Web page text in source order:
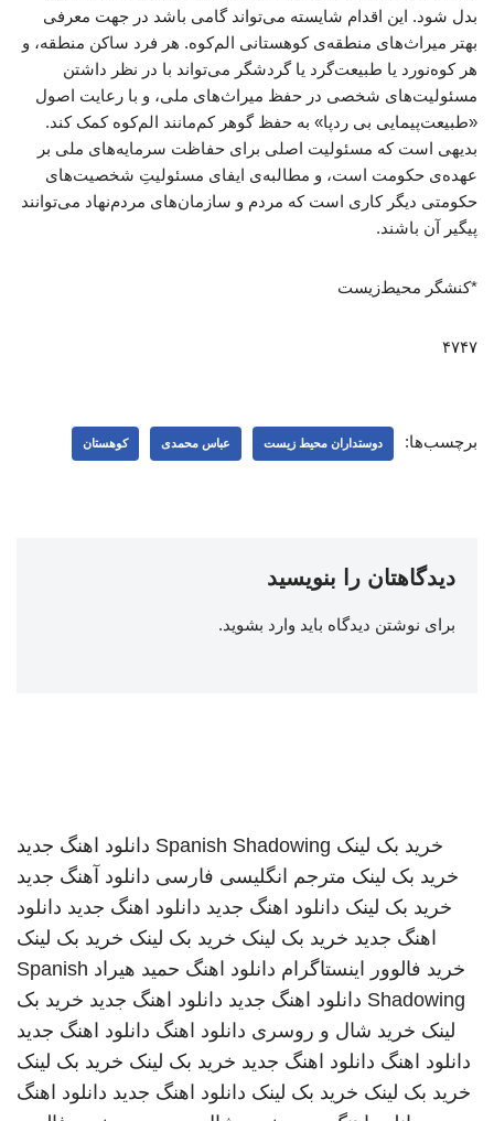
بدل شود. این اقدام شایسته می‌تواند گامی باشد در جهت معرفی
بهتر میراث‌های منطقه‌ی کوهستانی الم‌کوه. هر فرد ساکن منطقه، و
هر کوه‌نورد یا طبیعت‌گرد یا گردشگر می‌تواند با در نظر داشتن
مسئولیت‌های شخصی در حفظ میراث‌های ملی، و با رعایت اصول
«طبیعت‌پیمایی بی ردپا» به حفظ گوهر کم‌مانند الم‌کوه کمک کند.
بدیهی است که مسئولیت اصلی برای حفاظت سرمایه‌های ملی بر
عهده‌ی حکومت است، و مطالبه‌ی ایفای مسئولیتِ شخصیت‌های
حکومتی دیگر کاری است که مردم و سازمان‌های مردم‌نهاد می‌توانند
پیگیر آن باشند.
*کنشگر محیط‌زیست
۴۷۴۷
برچسب‌ها: دوستداران محیط زیست عباس محمدی کوهستان
دیدگاهتان را بنویسید
برای نوشتن دیدگاه باید وارد بشوید.
خرید بک لینک Spanish Shadowing دانلود اهنگ جدید
خرید بک لینک مترجم انگلیسی فارسی دانلود آهنگ جدید
خرید بک لینک دانلود اهنگ جدید دانلود اهنگ جدید دانلود
اهنگ جدید خرید بک لینک خرید بک لینک خرید بک لینک
خرید فالوور اینستاگرام دانلود اهنگ حمید هیراد Spanish
Shadowing دانلود اهنگ جدید دانلود اهنگ جدید خرید بک
لینک خرید شال و روسری دانلود اهنگ دانلود اهنگ جدید
دانلود اهنگ دانلود اهنگ جدید خرید بک لینک خرید بک لینک
خرید بک لینک خرید بک لینک دانلود اهنگ جدید دانلود اهنگ